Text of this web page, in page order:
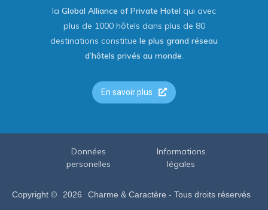
la Global Alliance of Private Hotel qui avec
plus de 1000 hôtels dans plus de 80
destinations constitue le plus grand réseau
d’hôtels privés au monde.
En savoir plus
Copyright © 2026 Charme & Caractère - Tous droits réservés
Données
personelles
Informations
légales